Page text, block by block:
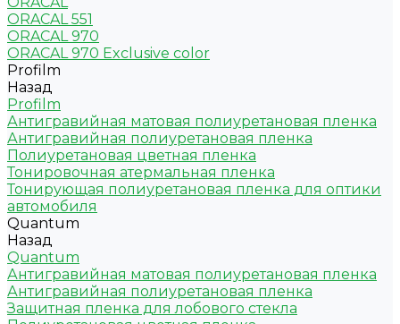
ORACAL 551
ORACAL 970
ORACAL 970 Exclusive color
Profilm
Назад
Profilm
Антигравийная матовая полиуретановая пленка
Антигравийная полиуретановая пленка
Полиуретановая цветная пленка
Тонировочная атермальная пленка
Тонирующая полиуретановая пленка для оптики
автомобиля
Quantum
Назад
Quantum
Антигравийная матовая полиуретановая пленка
Антигравийная полиуретановая пленка
Защитная пленка для лобового стекла